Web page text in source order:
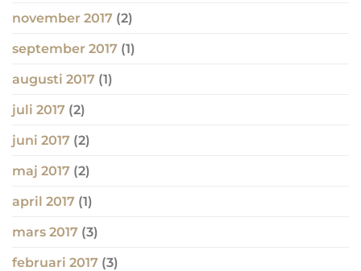
november 2017 (2)
september 2017 (1)
augusti 2017 (1)
juli 2017 (2)
juni 2017 (2)
maj 2017 (2)
april 2017 (1)
mars 2017 (3)
februari 2017 (3)